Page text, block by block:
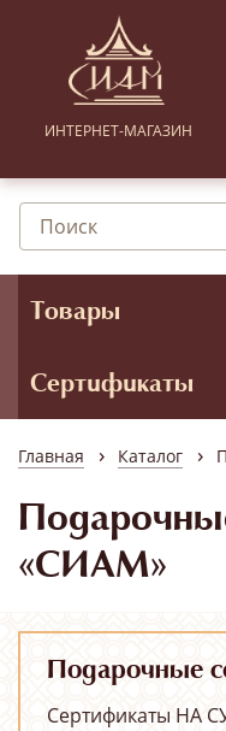
ИНТЕРНЕТ-МАГАЗИН
Товары
Сертификаты
Главная › Каталог ›
«СИАМ»
Подарочные
Сертификаты НА